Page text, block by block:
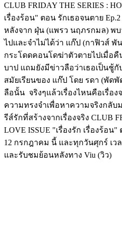
CLUB FRIDAY THE SERIES :
เรื่องร้อน" ตอน รักเธอจนตาย
หลังจาก ฝุ่น (แพรว นฤภรกมล) พ
ไปและจำไม่ได้ว่า แก๊ป (กาฟิวส์ พั
กระโดดคอนโดฆ่าตัวตายไปเมื่อ
บาป แถมยังมีข่าวลือว่าเธอเป็นชู้
สมัยเรียนของ แก๊ป โดย รดา (พัด
ลือนั้น จริงๆแล้วเรื่องไหนคือเรื่อง
ความทรงจำเพื่อหาความจริงกลั
รีส์รักที่สร้างจากเรื่องจริง CLUB
LOVE ISSUE "เรื่องรัก เรื่องร้อน
12 กรกฎาคม นี้ และทุกวันศุกร์ เวล
และรับชมย้อนหลังทาง Viu (วิว)